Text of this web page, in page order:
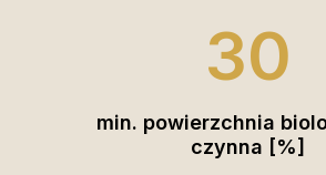
30
min. powierzchnia
czynna [%]